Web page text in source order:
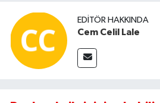
EDITÖR HAKKINDA
Cem Celil Lale